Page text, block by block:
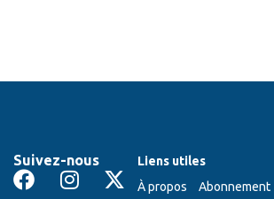
Liens utiles
À propos
Abonnement
Suivez-nous